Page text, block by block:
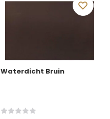
Waterdicht Bruin